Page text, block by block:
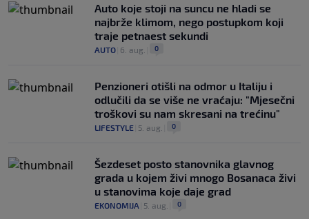
Auto koje stoji na suncu ne hladi se
najbrže klimom, nego postupkom koji
traje petnaest sekundi
AUTO 6. aug. 0
Penzioneri otišli na odmor u Italiju i
odlučili da se više ne vraćaju: "Mjesečni
troškovi su nam skresani na trećinu"
LIFESTYLE 5. aug. 0
Šezdeset posto stanovnika glavnog
grada u kojem živi mnogo Bosanaca živi
u stanovima koje daje grad
EKONOMIJA 5. aug. 0